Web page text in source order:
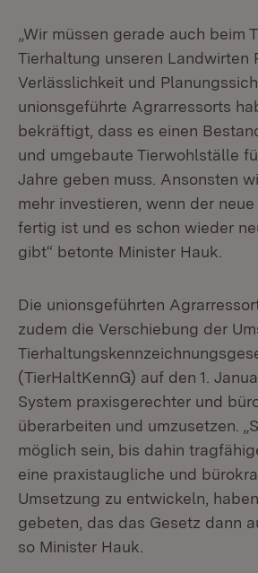
„Wir müssen gerade auch beim
Tierhaltung unseren Landwirten
Verlässlichkeit und
unionsgeführte Agrarressorts
bekräftigt, dass es einen
und umgebaute Tierwohlställe
Jahre geben muss. Ansonsten
mehr investieren, wenn der
fertig ist und es schon wieder
gibt“ betonte Minister Hauk.
Die unionsgeführten
zudem die Verschiebung der
(TierHaltKennG) auf den 1.
System praxisgerechter und
überarbeiten und umzusetzen.
möglich sein, bis dahin
eine praxistaugliche und
Umsetzung zu entwickeln,
gebeten, das das Gesetz dann
so Minister Hauk.